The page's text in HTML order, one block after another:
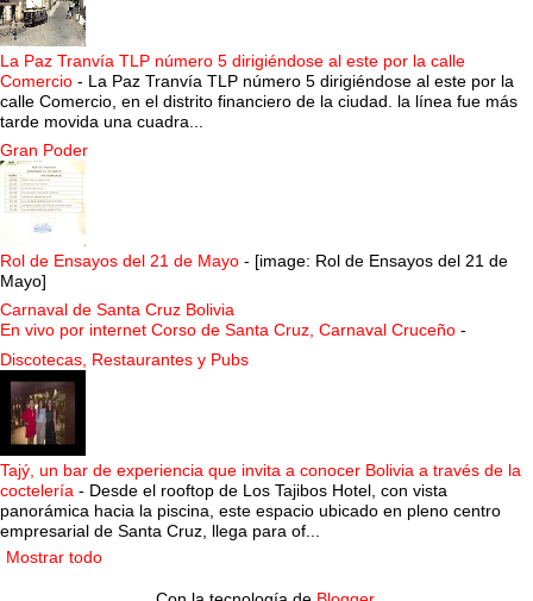
La Paz Tranvía TLP número 5 dirigiéndose al este por la calle
Comercio - La Paz Tranvía TLP número 5 dirigiéndose al este por la
calle Comercio, en el distrito financiero de la ciudad. la línea fue más
tarde movida una cuadra...
Gran Poder
Rol de Ensayos del 21 de Mayo - [image: Rol de Ensayos del 21 de
Mayo]
Carnaval de Santa Cruz Bolivia
En vivo por internet Corso de Santa Cruz, Carnaval Cruceño -
Discotecas, Restaurantes y Pubs
Tajý, un bar de experiencia que invita a conocer Bolivia a través de la
coctelería - Desde el rooftop de Los Tajibos Hotel, con vista
panorámica hacia la piscina, este espacio ubicado en pleno centro
empresarial de Santa Cruz, llega para of...
Mostrar todo